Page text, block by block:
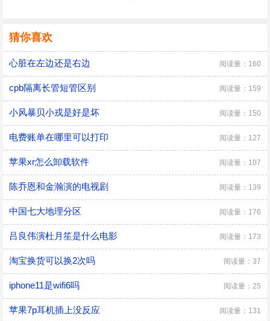
猜你喜欢
心脏在左边还是右边 阅读量：160
cpb隔离长管短管区别 阅读量：159
小风暴贝小戎是好是坏 阅读量：150
电费账单在哪里可以打印 阅读量：127
苹果xr怎么卸载软件 阅读量：107
陈乔恩和金瀚演的电视剧 阅读量：139
中国七大地理分区 阅读量：176
吕良伟演杜月笙是什么电影 阅读量：173
淘宝换货可以换2次吗 阅读量：37
iphone11是wifi6吗 阅读量：25
苹果7p耳机插上没反应 阅读量：131